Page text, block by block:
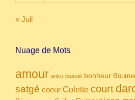
« Juil
Nuage de Mots
amour anku beauté bonheur
satgé coeur Colette court